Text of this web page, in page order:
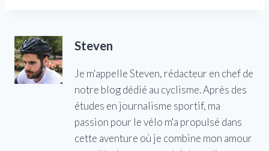
Steven
Je m'appelle Steven, rédacteur en chef de
notre blog dédié au cyclisme. Après des
études en journalisme sportif, ma
passion pour le vélo m'a propulsé dans
cette aventure où je combine mon amour